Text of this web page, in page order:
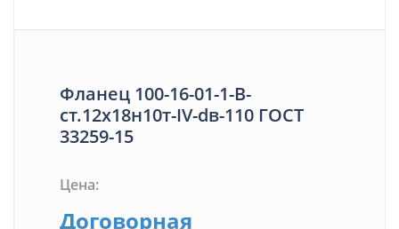
Фланец 100-16-01-1-B-
ст.12х18н10т-IV-dв-110 ГОСТ
33259-15
Цена:
Договорная